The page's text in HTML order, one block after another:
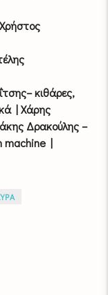
κιθάρες,
| Χάρης
Δρακούλης –
machine |